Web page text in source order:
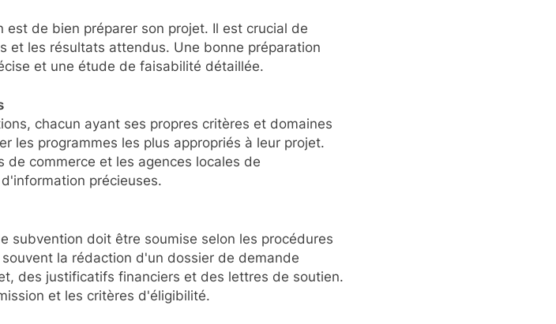
de bien préparer son projet. Il est crucial de
et les résultats attendus. Une bonne préparation
et une étude de faisabilité détaillée.
chacun ayant ses propres critères et domaines
les programmes les plus appropriés à leur projet.
commerce et les agences locales de
précieuses.
subvention doit être soumise selon les procédures
la rédaction d'un dossier de demande
des justificatifs financiers et des lettres de soutien.
et les critères d'éligibilité.